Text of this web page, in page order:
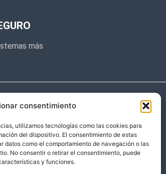
consentimiento
utilizamos tecnologías como las cookies para
del dispositivo. El consentimiento de estas
datos como el comportamiento de navegación o las
No consentir o retirar el consentimiento, puede
y funciones.
más
mucho el